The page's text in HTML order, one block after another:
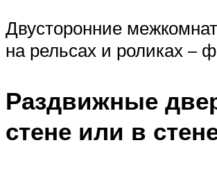
Двусторонние
на рельсах и роликах –
Раздвижные
стене или в